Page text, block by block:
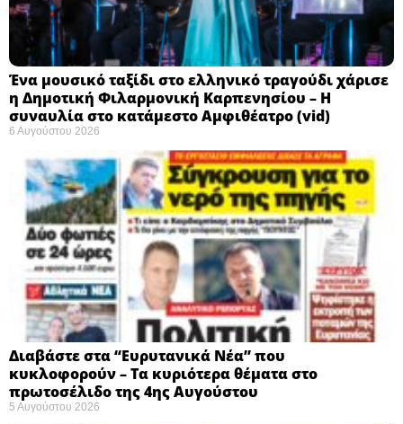
Ένα μουσικό ταξίδι στο ελληνικό τραγούδι χάρισε
η Δημοτική Φιλαρμονική Καρπενησίου – Η
συναυλία στο κατάμεστο Αμφιθέατρο (vid)
6 Αυγούστου 2026
Διαβάστε στα “Ευρυτανικά Νέα” που
κυκλοφορούν – Τα κυριότερα θέματα στο
πρωτοσέλιδο της 4ης Αυγούστου
5 Αυγούστου 2026